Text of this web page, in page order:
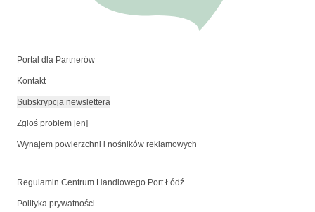
Portal dla Partnerów
Kontakt
Subskrypcja newslettera
Zgłoś problem [en]
Wynajem powierzchni i nośników reklamowych
Regulamin Centrum Handlowego Port Łódź
Polityka prywatności